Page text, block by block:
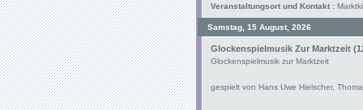
Veranstaltungsort und Kontakt :
Samstag, 15 August, 2026
Glockenspielmusik Zur Marktzeit
Glockenspielmusik zur Marktzeit
gespielt von Hans Uwe Hielscher,